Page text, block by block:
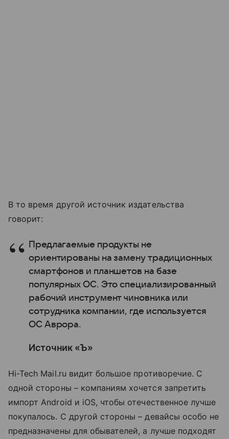
В то время другой источник издательства
говорит:
Предлагаемые продукты не
ориентированы на замену традиционных
смартфонов и планшетов на базе
популярных ОС. Это специализированный
рабочий инструмент чиновника или
сотрудника компании, где используется
ОС Аврора.
Источник «Ъ»
Hi-Tech Mail.ru видит большое противоречие. С
одной стороны – компаниям хочется запретить
импорт Android и iOS, чтобы отечественное лучше
покупалось. С другой стороны – девайсы особо не
предназначены для обывателей, а лучше подходят